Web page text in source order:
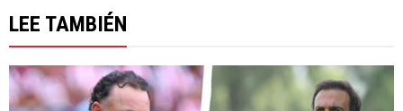
LEE TAMBIÉN